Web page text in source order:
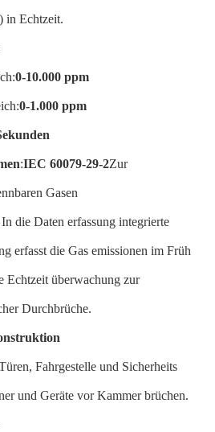
in Echtzeit.
0-10.000 ppm
0-1.000 ppm
:IEC 60079-29-2Zur
Gasen
In die Daten erfassung integrierte
erfasst die Gas emissionen im Früh
Echtzeit überwachung zur
Durchbrüche.
Fahrgestelle und Sicherheits
und Geräte vor Kammer brüchen.